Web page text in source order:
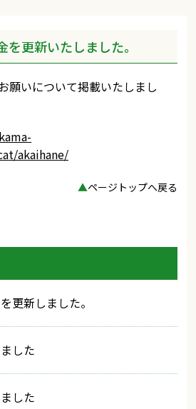
更新いたしました。
願いについて掲載いたしまし
akaihane/
▲ページトップへ戻る
更新しました。
した
した